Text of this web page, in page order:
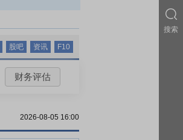
股吧 资讯 F10
财务评估
2026-08-05 16:00
搜索